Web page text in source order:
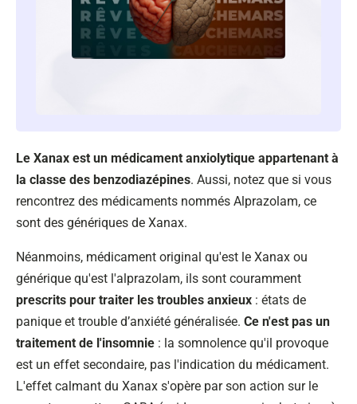
Le Xanax est un médicament anxiolytique appartenant à
la classe des benzodiazépines. Aussi, notez que si vous
rencontrez des médicaments nommés Alprazolam, ce
sont des génériques de Xanax.
Néanmoins, médicament original qu'est le Xanax ou
générique qu'est l'alprazolam, ils sont couramment
prescrits pour traiter les troubles anxieux : états de
panique et trouble d’anxiété généralisée. Ce n'est pas un
traitement de l'insomnie : la somnolence qu'il provoque
est un effet secondaire, pas l'indication du médicament.
L'effet calmant du Xanax s'opère par son action sur le